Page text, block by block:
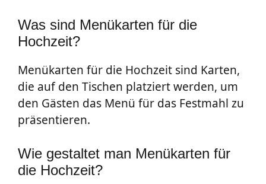
Was sind Menükarten für die
Hochzeit?
Menükarten für die Hochzeit sind Karten,
die auf den Tischen platziert werden, um
den Gästen das Menü für das Festmahl zu
präsentieren.
Wie gestaltet man Menükarten für
die Hochzeit?